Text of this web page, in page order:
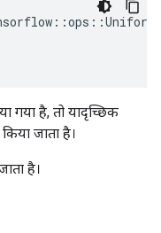
गया है, तो यादृच्छिक
जाता है।
है।